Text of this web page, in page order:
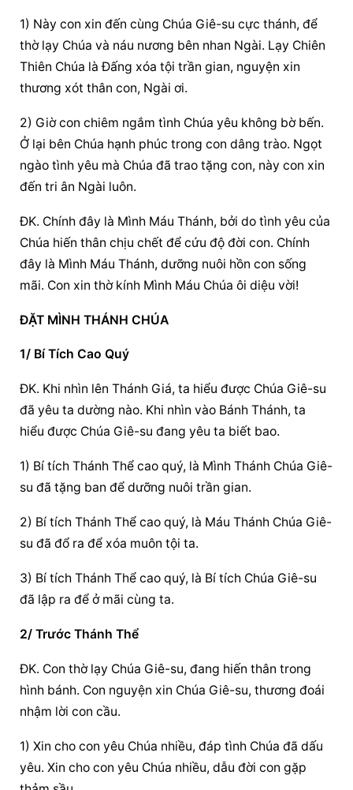
1) Này con xin đến cùng Chúa Giê-su cực thánh, để
thờ lạy Chúa và náu nương bên nhan Ngài. Lạy Chiên
Thiên Chúa là Đấng xóa tội trần gian, nguyện xin
thương xót thân con, Ngài ơi.
2) Giờ con chiêm ngắm tình Chúa yêu không bờ bến.
Ở lại bên Chúa hạnh phúc trong con dâng trào. Ngọt
ngào tình yêu mà Chúa đã trao tặng con, này con xin
đến tri ân Ngài luôn.
ĐK. Chính đây là Mình Máu Thánh, bởi do tình yêu của
Chúa hiến thân chịu chết để cứu độ đời con. Chính
đây là Mình Máu Thánh, dưỡng nuôi hồn con sống
mãi. Con xin thờ kính Mình Máu Chúa ôi diệu vời!
ĐẶT MÌNH THÁNH CHÚA
1/ Bí Tích Cao Quý
ĐK. Khi nhìn lên Thánh Giá, ta hiểu được Chúa Giê-su
đã yêu ta dường nào. Khi nhìn vào Bánh Thánh, ta
hiểu được Chúa Giê-su đang yêu ta biết bao.
1) Bí tích Thánh Thể cao quý, là Mình Thánh Chúa Giê-
su đã tặng ban để dưỡng nuôi trần gian.
2) Bí tích Thánh Thể cao quý, là Máu Thánh Chúa Giê-
su đã đổ ra để xóa muôn tội ta.
3) Bí tích Thánh Thể cao quý, là Bí tích Chúa Giê-su
đã lập ra để ở mãi cùng ta.
2/ Trước Thánh Thể
ĐK. Con thờ lạy Chúa Giê-su, đang hiến thân trong
hình bánh. Con nguyện xin Chúa Giê-su, thương đoái
nhậm lời con cầu.
1) Xin cho con yêu Chúa nhiều, đáp tình Chúa đã dấu
yêu. Xin cho con yêu Chúa nhiều, dẫu đời con gặp